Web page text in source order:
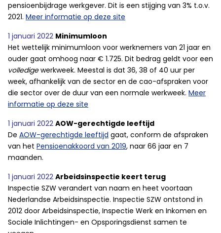
pensioenbijdrage werkgever. Dit is een stijging van 3% t.o.v.
2021. Meer informatie op deze site
1 januari 2022 Minimumloon
Het wettelijk minimumloon voor werknemers van 21 jaar en
ouder gaat omhoog naar € 1.725. Dit bedrag geldt voor een
volledigewerkweek. Meestal is dat 36, 38 of 40 uur per
week, afhankelijk van de sector en de cao-afspraken voor
die sector over de duur van een normale werkweek. Meer
informatie op deze site
1 januari 2022 AOW-gerechtigde leeftijd
De AOW-gerechtigde leeftijd gaat, conform de afspraken
van het Pensioenakkoord van 2019, naar 66 jaar en 7
maanden.
1 januari 2022 Arbeidsinspectie keert terug
Inspectie SZW verandert van naam en heet voortaan
Nederlandse Arbeidsinspectie. Inspectie SZW ontstond in
2012 door Arbeidsinspectie, Inspectie Werk en Inkomen en
Sociale Inlichtingen- en Opsporingsdienst samen te